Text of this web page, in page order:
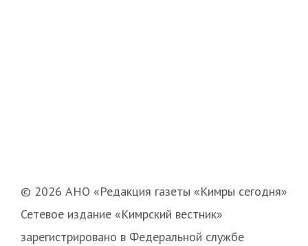
© 2026 АНО «Редакция газеты «Кимры сегодня»
Сетевое издание «Кимрский вестник»
зарегистрировано в Федеральной службе